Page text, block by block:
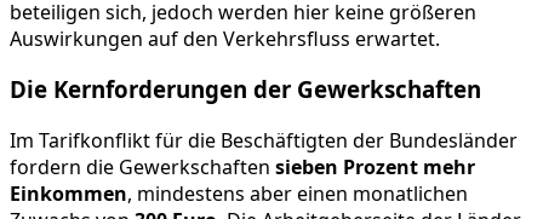
beteiligen sich, jedoch werden hier keine größeren
Auswirkungen auf den Verkehrsfluss erwartet.
Die Kernforderungen der Gewerkschaften
Im Tarifkonflikt für die Beschäftigten der Bundesländer
fordern die Gewerkschaften sieben Prozent mehr
Einkommen, mindestens aber einen monatlichen